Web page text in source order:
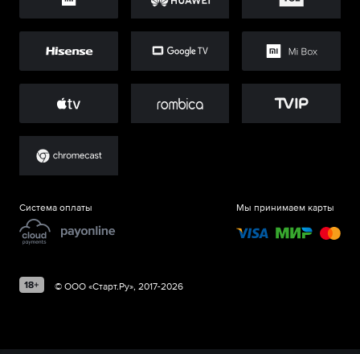
Система оплаты Мы принимаем карты
© ООО «Старт.Ру», 2017-2026